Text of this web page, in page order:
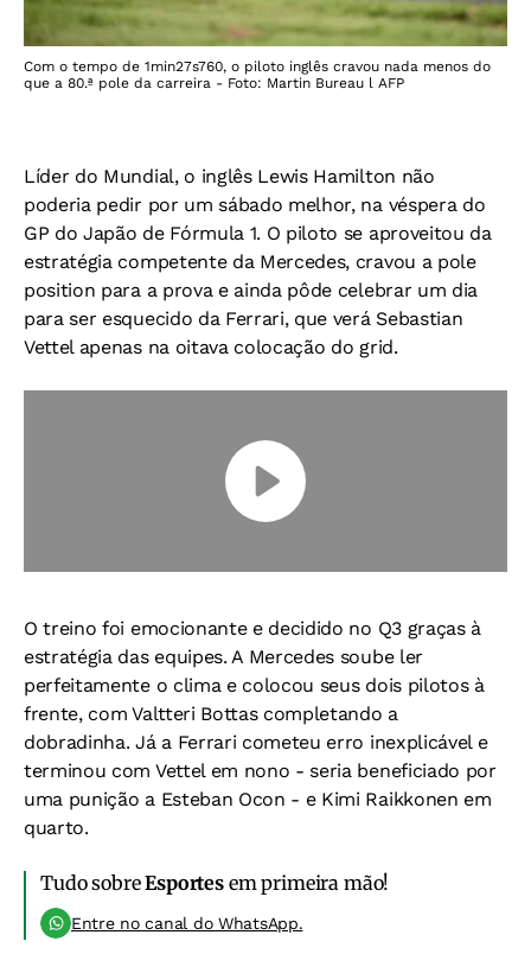
Com o tempo de 1min27s760, o piloto inglês cravou nada menos do
que a 80.ª pole da carreira - Foto: Martin Bureau l AFP
Líder do Mundial, o inglês Lewis Hamilton não
poderia pedir por um sábado melhor, na véspera do
GP do Japão de Fórmula 1. O piloto se aproveitou da
estratégia competente da Mercedes, cravou a pole
position para a prova e ainda pôde celebrar um dia
para ser esquecido da Ferrari, que verá Sebastian
Vettel apenas na oitava colocação do grid.
O treino foi emocionante e decidido no Q3 graças à
estratégia das equipes. A Mercedes soube ler
perfeitamente o clima e colocou seus dois pilotos à
frente, com Valtteri Bottas completando a
dobradinha. Já a Ferrari cometeu erro inexplicável e
terminou com Vettel em nono - seria beneficiado por
uma punição a Esteban Ocon - e Kimi Raikkonen em
quarto.
Tudo sobreEsportesem primeira mão!
Entre no canal do WhatsApp.